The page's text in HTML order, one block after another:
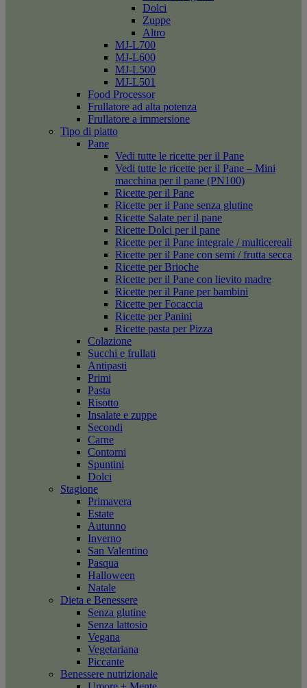
Dolci
Zuppe
Altro
MJ-L700
MJ-L600
MJ-L500
MJ-L501
Food Processor
Frullatore ad alta potenza
Frullatore a immersione
Tipo di piatto
Pane
Vedi tutte le ricette per il Pane
Vedi tutte le ricette per il Pane – Mini
macchina per il pane (PN100)
Ricette per il Pane
Ricette per il Pane senza glutine
Ricette Salate per il pane
Ricette Dolci per il pane
Ricette per il Pane integrale / multicereali
Ricette per il Pane con semi / frutta secca
Ricette per Brioche
Ricette per il Pane con lievito madre
Ricette per il Pane per bambini
Ricette per Focaccia
Ricette per Panini
Ricette pasta per Pizza
Colazione
Succhi e frullati
Antipasti
Primi
Pasta
Risotto
Insalate e zuppe
Secondi
Carne
Contorni
Spuntini
Dolci
Stagione
Primavera
Estate
Autunno
Inverno
San Valentino
Pasqua
Halloween
Natale
Dieta e Benessere
Senza glutine
Senza lattosio
Vegana
Vegetariana
Piccante
Benessere nutrizionale